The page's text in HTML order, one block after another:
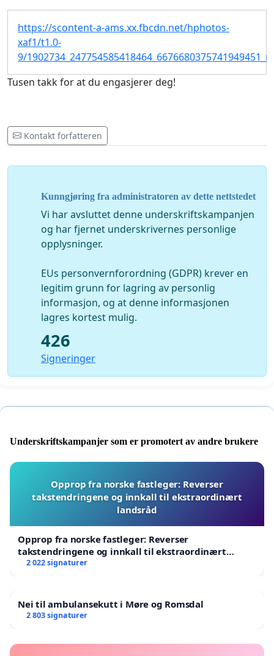
https://scontent-a-ams.xx.fbcdn.net/hphotos-
xaf1/t1.0-
9/
Tusen takk for at du engasjerer deg!
Kontakt forfatteren
Kunngjøring fra administratoren av dette nettstedet
Vi har avsluttet denne underskriftskampanjen
og har fjernet underskrivernes personlige
opplysninger.
EUs personvernforordning (GDPR) krever en
legitim grunn for lagring av personlig
informasjon, og at denne informasjonen
lagres kortest mulig.
426
Signeringer
Underskriftskampanjer som er promotert av andre brukere
Opprop fra norske fastleger: Reverser
takstendringene og innkall til ekstraordinært
landsråd
Opprop fra norske fastleger: Reverser
takstendringene og innkall til ekstraordinært
landsråd
2 022 signaturer
Nei til ambulansekutt i Møre og Romsdal
2 803 signaturer